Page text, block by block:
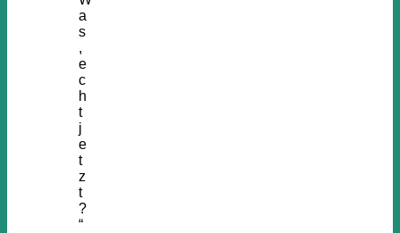
a
s
,
e
c
h
t
j
e
t
z
t
?
“